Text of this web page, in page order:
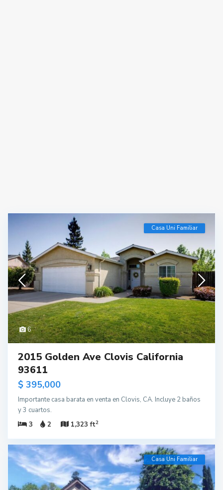
6
Casa Uni Familiar
2015 Golden Ave Clovis California
93611
$ 395,000
Importante casa barata en venta en Clovis, CA. Incluye 2 baños
y 3 cuartos.
3
2 1,323 ft2
Casa Uni Familiar